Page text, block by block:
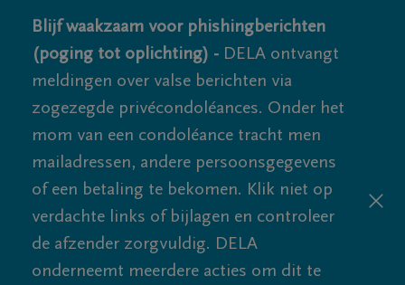
Blijf waakzaam voor phishingberichten
(poging tot oplichting) - DELA ontvangt
meldingen over valse berichten via
zogezegde privécondoléances. Onder het
mom van een condoléance tracht men
mailadressen, andere persoonsgegevens
of een betaling te bekomen. Klik niet op
verdachte links of bijlagen en controleer
de afzender zorgvuldig. DELA
onderneemt meerdere acties om dit te